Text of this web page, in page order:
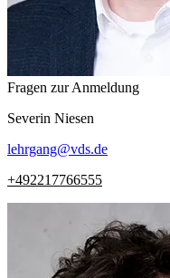
Fragen zur Anmeldung
Severin Niesen
lehrgang@vds.de
+492217766555